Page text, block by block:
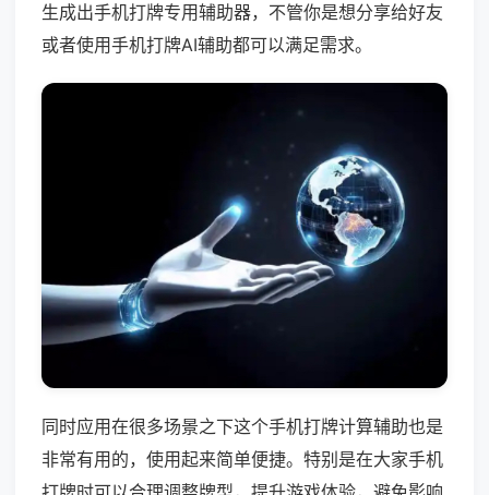
生成出手机打牌专用辅助器，不管你是想分享给好友
或者使用手机打牌AI辅助都可以满足需求。
同时应用在很多场景之下这个手机打牌计算辅助也是
非常有用的，使用起来简单便捷。特别是在大家手机